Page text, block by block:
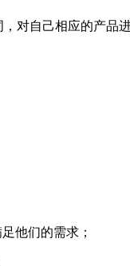
对自己相应的产品
他们的需求；